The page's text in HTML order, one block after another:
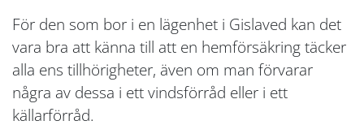
För den som bor i en lägenhet i Gislaved kan det
vara bra att känna till att en hemförsäkring täcker
alla ens tillhörigheter, även om man förvarar
några av dessa i ett vindsförråd eller i ett
källarförråd.